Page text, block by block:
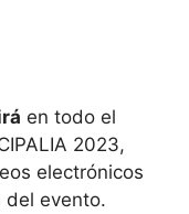
en todo el
2023,
electrónicos
del evento.